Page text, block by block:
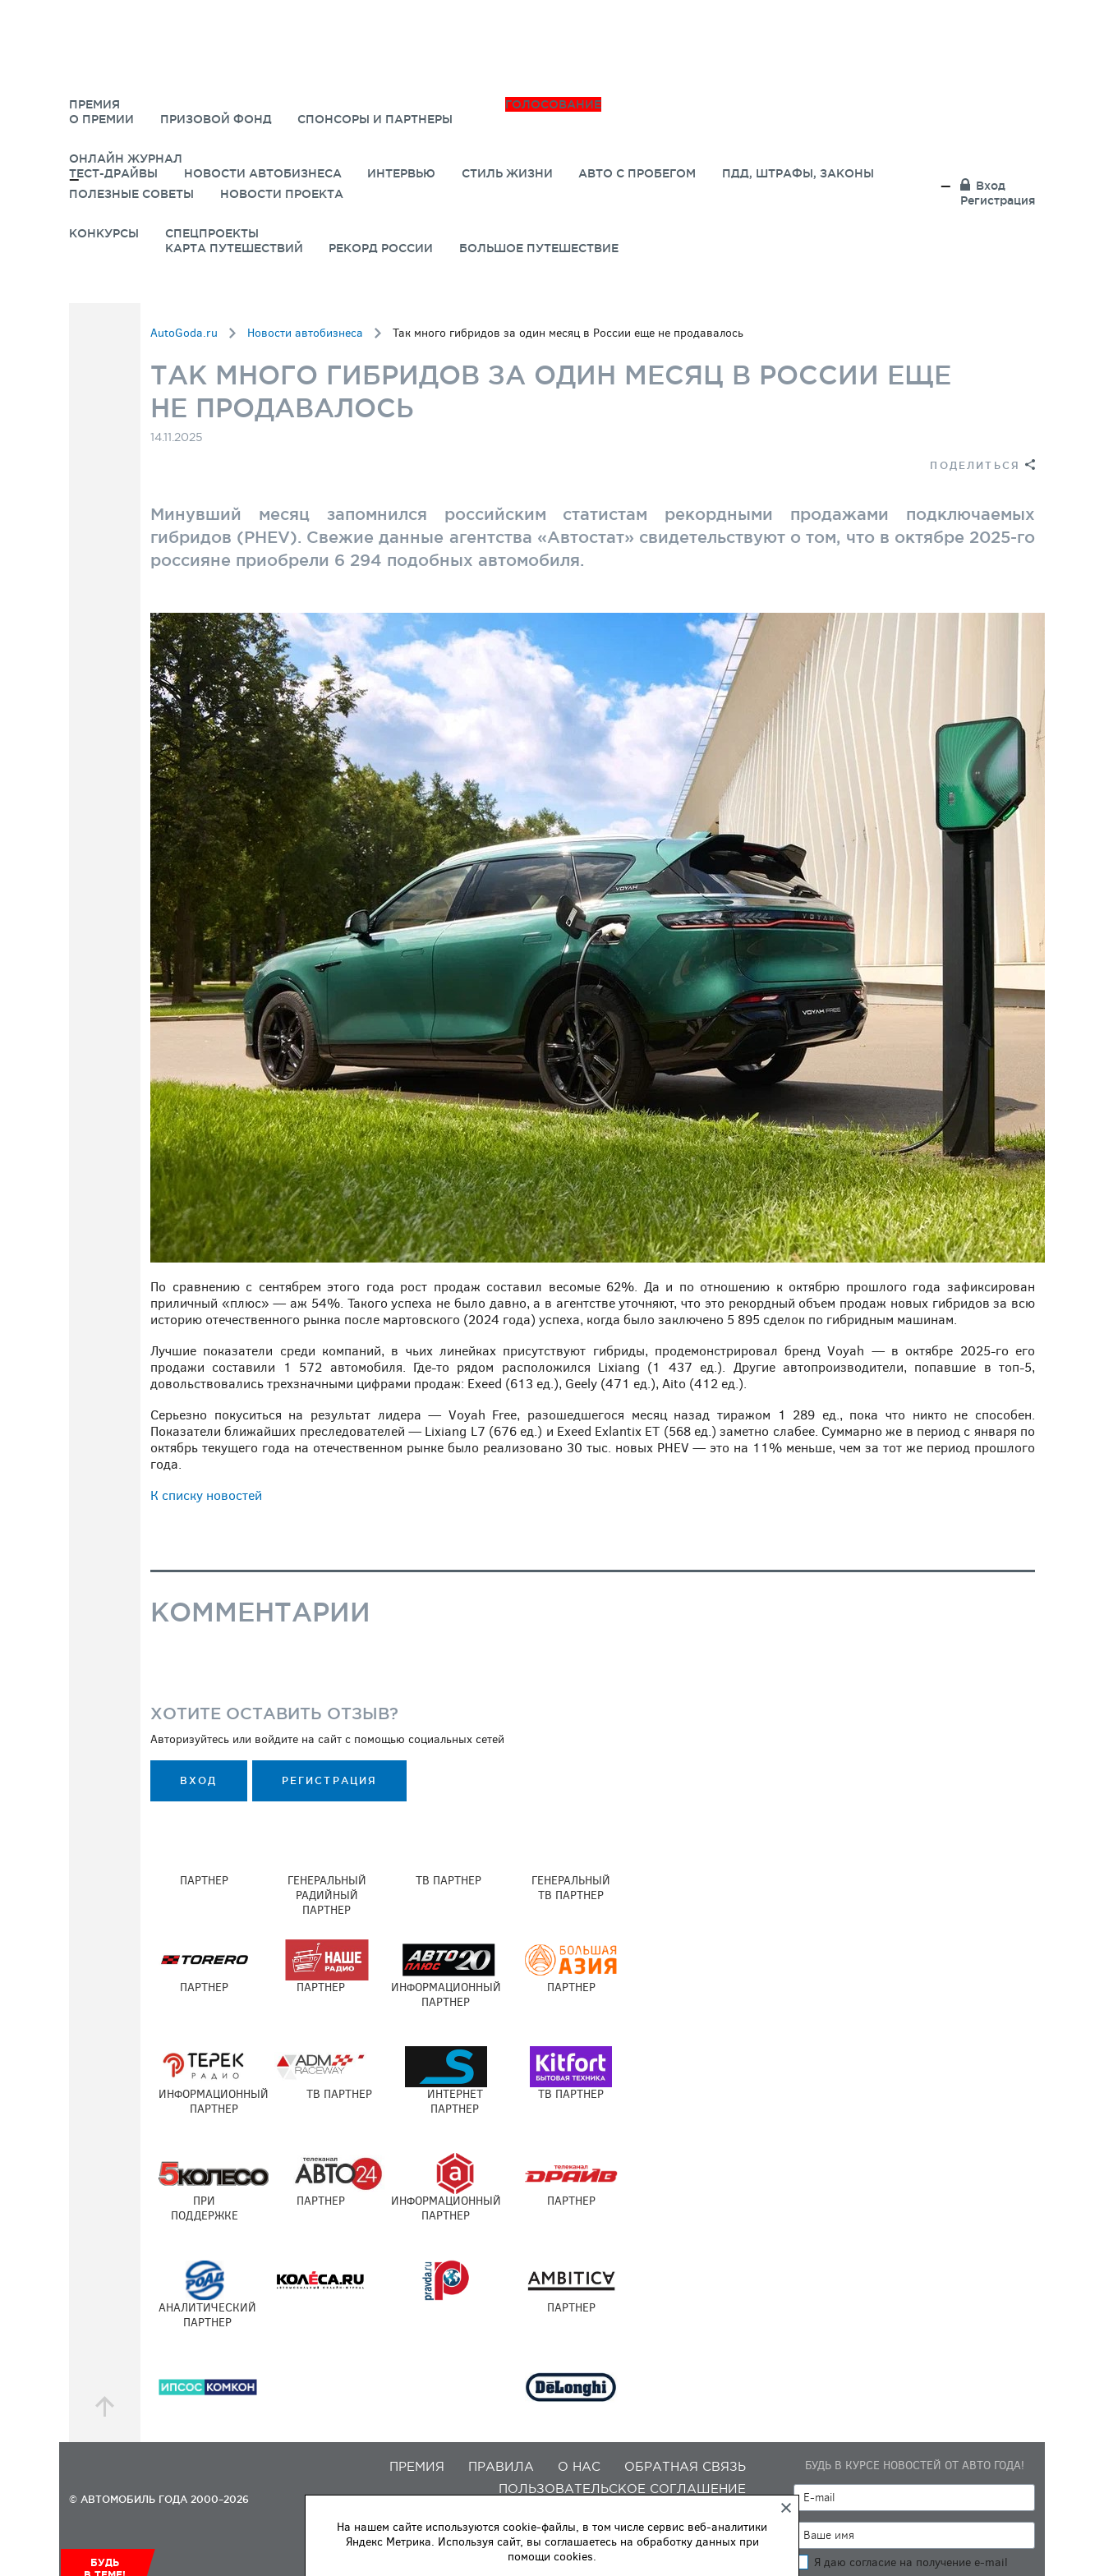
ПРЕМИЯ
О ПРЕМИИ
ПРИЗОВОЙ ФОНД СПОНСОРЫ И ПАРТНЕРЫ
ГОЛОСОВАНИЕ
ОНЛАЙН ЖУРНАЛ
ТЕСТ-ДРАЙВЫ
НОВОСТИ АВТОБИЗНЕСА ИНТЕРВЬЮ СТИЛЬ ЖИЗНИ АВТО С ПРОБЕГОМ
ПДД, ШТРАФЫ, ЗАКОНЫ
ПОЛЕЗНЫЕ СОВЕТЫ
НОВОСТИ ПРОЕКТА
КОНКУРСЫ
СПЕЦПРОЕКТЫ
КАРТА ПУТЕШЕСТВИЙ
РЕКОРД РОССИИ БОЛЬШОЕ ПУТЕШЕСТВИЕ
Вход
Регистрация
БУДЬ
AutoGoda.ru Новости автобизнеса Так много гибридов за один месяц в России еще не продавалось
ТАК МНОГО ГИБРИДОВ ЗА ОДИН МЕСЯЦ В РОССИИ ЕЩЕ
НЕ ПРОДАВАЛОСЬ
14.11.2025
ПОДЕЛИТЬСЯ
Минувший месяц запомнился российским статистам рекордными продажами подключаемых
гибридов (PHEV). Свежие данные агентства «Автостат» свидетельствуют о том, что в октябре 2025-го
россияне приобрели 6 294 подобных автомобиля.
По сравнению с сентябрем этого года рост продаж составил весомые 62%. Да и по отношению к октябрю прошлого года зафиксирован
приличный «плюс» — аж 54%. Такого успеха не было давно, а в агентстве уточняют, что это рекордный объем продаж новых гибридов за всю
историю отечественного рынка после мартовского (2024 года) успеха, когда было заключено 5 895 сделок по гибридным машинам.
Лучшие показатели среди компаний, в чьих линейках присутствуют гибриды, продемонстрировал бренд Voyah — в октябре 2025-го его
продажи составили 1 572 автомобиля. Где-то рядом расположился Lixiang (1 437 ед.). Другие автопроизводители, попавшие в топ-5,
довольствовались трехзначными цифрами продаж: Exeed (613 ед.), Geely (471 ед.), Aito (412 ед.).
Серьезно покуситься на результат лидера — Voyah Free, разошедшегося месяц назад тиражом 1 289 ед., пока что никто не способен.
Показатели ближайших преследователей — Lixiang L7 (676 ед.) и Exeed Exlantix ET (568 ед.) заметно слабее. Суммарно же в период с января по
октябрь текущего года на отечественном рынке было реализовано 30 тыс. новых PHEV — это на 11% меньше, чем за тот же период прошлого
года.
К списку новостей
КОММЕНТАРИИ
ХОТИТЕ ОСТАВИТЬ ОТЗЫВ?
Авторизуйтесь или войдите на сайт с помощью социальных сетей
ВХОД РЕГИСТРАЦИЯ
ПАРТНЕР
ГЕНЕРАЛЬНЫЙ
РАДИЙНЫЙ
ПАРТНЕР
ТВ ПАРТНЕР
ГЕНЕРАЛЬНЫЙ
ТВ ПАРТНЕР
ПАРТНЕР ПАРТНЕР
ИНФОРМАЦИОННЫЙ
ПАРТНЕР
ПАРТНЕР
ИНФОРМАЦИОННЫЙ
ПАРТНЕР
ТВ ПАРТНЕР
ИНТЕРНЕТ
ПАРТНЕР
ТВ ПАРТНЕР
ПРИ
ПОДДЕРЖКЕ
ПАРТНЕР
ИНФОРМАЦИОННЫЙ
ПАРТНЕР
ПАРТНЕР
АНАЛИТИЧЕСКИЙ
ПАРТНЕР
ПАРТНЕР
© АВТОМОБИЛЬ ГОДА 2000–2026
ПРЕМИЯ ПРАВИЛА О НАС
ОБРАТНАЯ СВЯЗЬ
ПОЛЬЗОВАТЕЛЬСКОЕ СОГЛАШЕНИЕ
БУДЬ В КУРСЕ НОВОСТЕЙ ОТ АВТО ГОДА!
Я даю согласие на получение e-mail
На нашем сайте используются cookie-файлы, в том числе сервис веб-аналитики
Яндекс Метрика. Используя сайт, вы соглашаетесь на обработку данных при
помощи cookies.